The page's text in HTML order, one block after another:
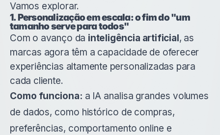
Vamos explorar.
1. Personalização em escala: o fim do "um
tamanho serve para todos"
Com o avanço da inteligência artificial, as
marcas agora têm a capacidade de oferecer
experiências altamente personalizadas para
cada cliente.
Como funciona: a IA analisa grandes volumes
de dados, como histórico de compras,
preferências, comportamento online e